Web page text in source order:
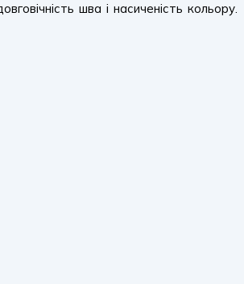
шва і насиченість кольору.